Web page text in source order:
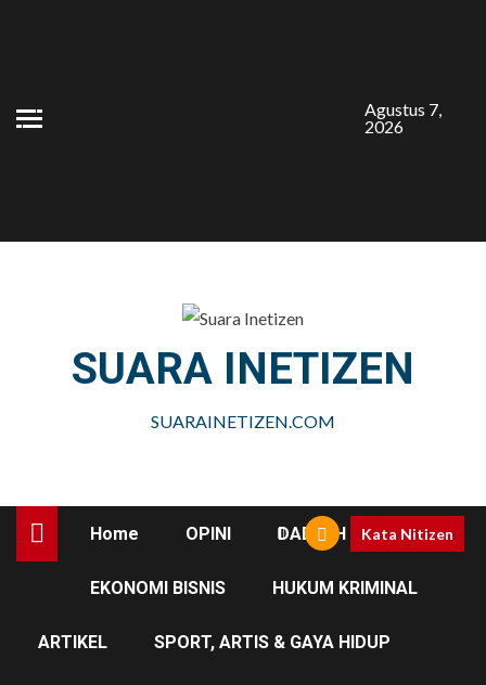
Agustus 7,
2026
SUARA INETIZEN
SUARAINETIZEN.COM
Home OPINI DAERAH
EKONOMI BISNIS HUKUM KRIMINAL
ARTIKEL SPORT, ARTIS & GAYA HIDUP
Kata Nitizen